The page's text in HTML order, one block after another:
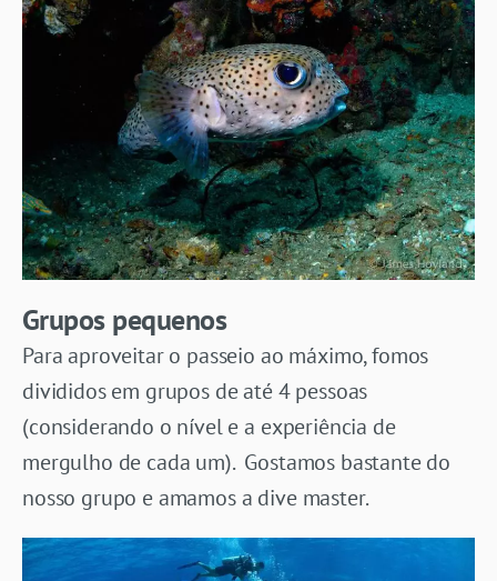
Grupos pequenos
Para aproveitar o passeio ao máximo, fomos
divididos em grupos de até 4 pessoas
(considerando o nível e a experiência de
mergulho de cada um). Gostamos bastante do
nosso grupo e amamos a dive master.